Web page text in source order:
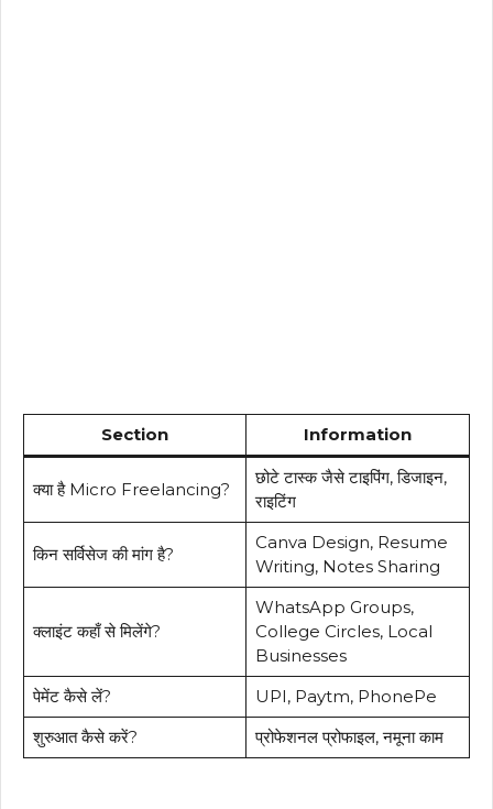
Section Information
क्या है Micro Freelancing?
छोटे टास्क जैसे टाइपिंग, डिजाइन,
राइटिंग
किन सर्विसेज की मांग है?
Canva Design, Resume
Writing, Notes Sharing
क्लाइंट कहाँ से मिलेंगे?
WhatsApp Groups,
College Circles, Local
Businesses
पेमेंट कैसे लें?
UPI, Paytm, PhonePe
शुरुआत कैसे करें?
प्रोफेशनल प्रोफाइल, नमूना काम